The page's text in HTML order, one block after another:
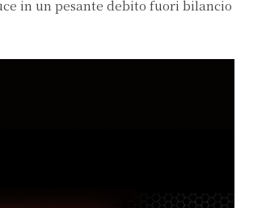
in un pesante debito fuori bilancio